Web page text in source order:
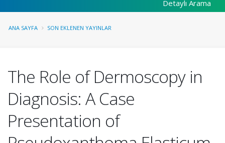
Detaylı Arama
ANA SAYFA SON EKLENEN YAYINLAR
The Role of Dermoscopy in
Diagnosis: A Case
Presentation of